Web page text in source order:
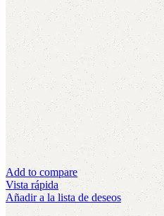
Add to compare
Vista rápida
Añadir a la lista de deseos